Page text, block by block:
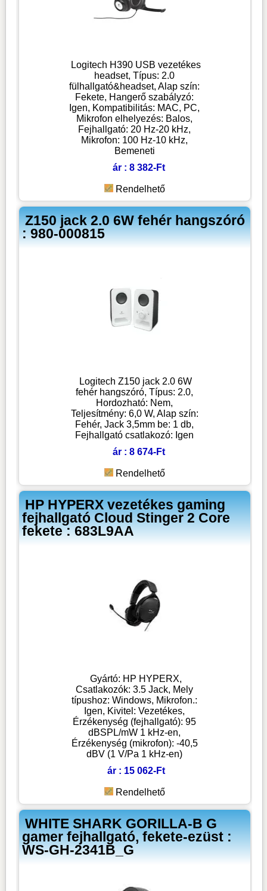
Logitech H390 USB vezetékes
headset, Típus: 2.0
fülhallgató&headset, Alap szín:
Fekete, Hangerő szabályzó:
Igen, Kompatibilitás: MAC, PC,
Mikrofon elhelyezés: Balos,
Fejhallgató: 20 Hz-20 kHz,
Mikrofon: 100 Hz-10 kHz,
Bemeneti
ár : 8 382-Ft
Rendelhető
Z150 jack 2.0 6W fehér hangszóró
: 980-000815
Logitech Z150 jack 2.0 6W
fehér hangszóró, Típus: 2.0,
Hordozható: Nem,
Teljesítmény: 6,0 W, Alap szín:
Fehér, Jack 3,5mm be: 1 db,
Fejhallgató csatlakozó: Igen
ár : 8 674-Ft
Rendelhető
HP HYPERX vezetékes gaming
fejhallgató Cloud Stinger 2 Core
fekete : 683L9AA
Gyártó: HP HYPERX,
Csatlakozók: 3.5 Jack, Mely
típushoz: Windows, Mikrofon.:
Igen, Kivitel: Vezetékes,
Érzékenység (fejhallgató): 95
dBSPL/mW 1 kHz-en,
Érzékenység (mikrofon): -40,5
dBV (1 V/Pa 1 kHz-en)
ár : 15 062-Ft
Rendelhető
WHITE SHARK GORILLA-B G
gamer fejhallgató, fekete-ezüst :
WS-GH-2341B_G